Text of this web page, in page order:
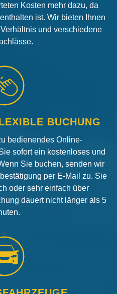
Kosten mehr dazu, da
ist. Wir bieten Ihnen
und verschiedene
BUCHUNG
bedienendes Online-
sofort ein kostenloses und
Sie buchen, senden wir
per E-Mail zu. Sie
oder sehr einfach über
dauert nicht länger als 5